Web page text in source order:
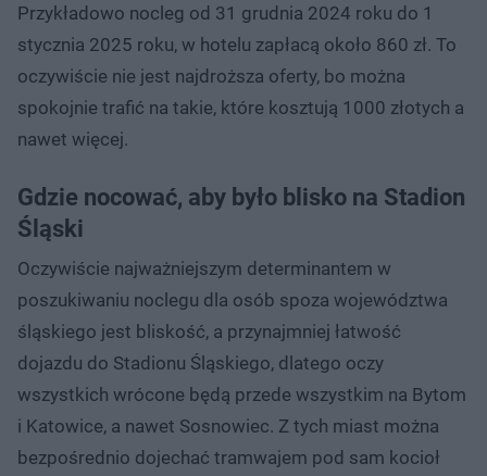
Przykładowo nocleg od 31 grudnia 2024 roku do 1
stycznia 2025 roku, w hotelu zapłacą około 860 zł. To
oczywiście nie jest najdroższa oferty, bo można
spokojnie trafić na takie, które kosztują 1000 złotych a
nawet więcej.
Gdzie nocować, aby było blisko na Stadion
Śląski
Oczywiście najważniejszym determinantem w
poszukiwaniu noclegu dla osób spoza województwa
śląskiego jest bliskość, a przynajmniej łatwość
dojazdu do Stadionu Śląskiego, dlatego oczy
wszystkich wrócone będą przede wszystkim na Bytom
i Katowice, a nawet Sosnowiec. Z tych miast można
bezpośrednio dojechać tramwajem pod sam kocioł